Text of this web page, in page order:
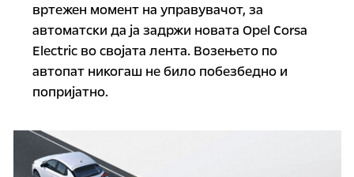
вртежен момент на управувачот, за
автоматски да ја задржи новата Opel Corsa
Electric во својата лента. Возењето по
автопат никогаш не било побезбедно и
попријатно.